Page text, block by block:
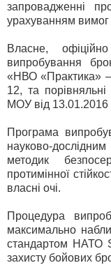
запровадженні
урахуванням
Власне,
випробування
«НВО «Практика»
12, та
МОУ від
Програма
науково-
методик
протимінної
власні очі.
Процедура
максимально
стандартом НАТО
захисту бойових